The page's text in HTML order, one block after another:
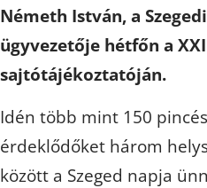
Németh István, a
ügyvezetője hétfőn a
sajtótájékoztatóján.
Idén több mint 150
érdeklődőket három
között a Szeged napja